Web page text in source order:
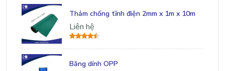
Thảm chống tĩnh điện 2mm x 1m x 10m
Liên hệ
Băng dính OPP